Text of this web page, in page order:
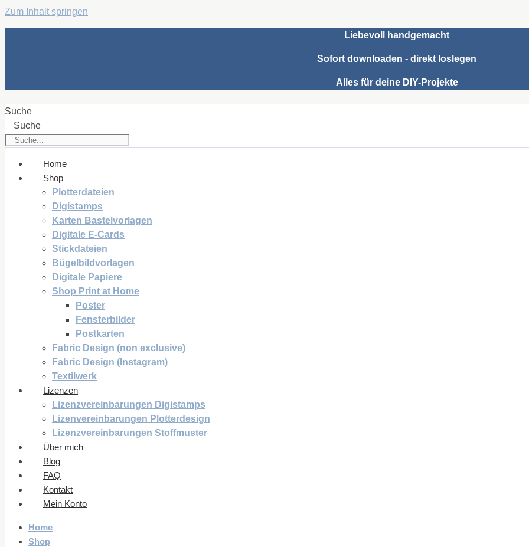
Zum Inhalt springen
Liebevoll handgemacht
Sofort downloaden - direkt loslegen
Alles für deine DIY-Projekte
Suche
Suche
Home
Shop
Plotterdateien
Digistamps
Karten Bastelvorlagen
Digitale E-Cards
Stickdateien
Bügelbildvorlagen
Digitale Papiere
Shop Print at Home
Poster
Fensterbilder
Postkarten
Fabric Design (non exclusive)
Fabric Design (Instagram)
Textilwerk
Lizenzen
Lizenzvereinbarungen Digistamps
Lizenvereinbarungen Plotterdesign
Lizenzvereinbarungen Stoffmuster
Über mich
Blog
FAQ
Kontakt
Mein Konto
Home
Shop